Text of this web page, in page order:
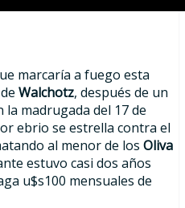
marcaría a fuego esta
Walchotz, después de un
madrugada del 17 de
ebrio se estrella contra el
al menor de los Oliva
estuvo casi dos años
u$s100 mensuales de